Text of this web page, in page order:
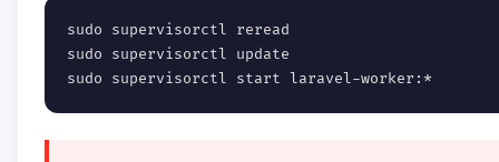
sudo supervisorctl reread
sudo supervisorctl update
sudo supervisorctl start laravel-worker:*